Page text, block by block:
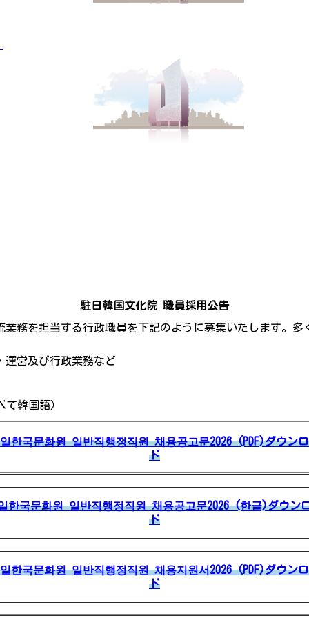
駐日韓国文化院 職員採用公告
務を担当する行政職員を下記のように募集いたします。
運営及び行政業務など
韓国語）
한국문화원 일반직행정직원 채용공고문2026 (PDF)ダウン
ド
한국문화원 일반직행정직원 채용공고문2026 (한글)ダウン
ド
한국문화원 일반직행정직원 채용지원서2026 (PDF)ダウン
ド